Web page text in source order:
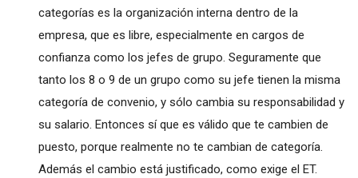
categorías es la organización interna dentro de la
empresa, que es libre, especialmente en cargos de
confianza como los jefes de grupo. Seguramente que
tanto los 8 o 9 de un grupo como su jefe tienen la misma
categoría de convenio, y sólo cambia su responsabilidad y
su salario. Entonces sí que es válido que te cambien de
puesto, porque realmente no te cambian de categoría.
Además el cambio está justificado, como exige el ET.